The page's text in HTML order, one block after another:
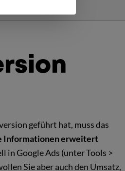
geführt hat, muss das
Informationen erweitert
in Google Ads (unter Tools >
Sie aber auch den Umsatz,